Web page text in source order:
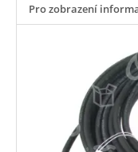
Pro zobrazení